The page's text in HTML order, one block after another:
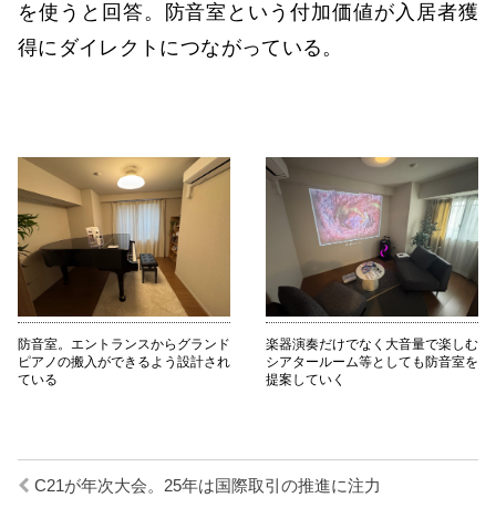
を使うと回答。防音室という付加価値が入居者獲
得にダイレクトにつながっている。
防音室。エントランスからグランド
ピアノの搬入ができるよう設計され
ている
楽器演奏だけでなく大音量で楽しむ
シアタールーム等としても防音室を
提案していく
C21が年次大会。25年は国際取引の推進に注力